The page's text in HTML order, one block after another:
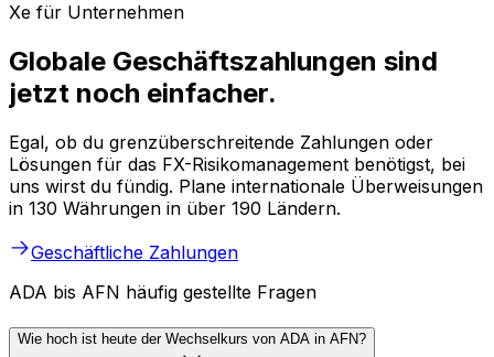
Xe für Unternehmen
Globale Geschäftszahlungen sind
jetzt noch einfacher.
Egal, ob du grenzüberschreitende Zahlungen oder
Lösungen für das FX-Risikomanagement benötigst, bei
uns wirst du fündig. Plane internationale Überweisungen
in 130 Währungen in über 190 Ländern.
Geschäftliche Zahlungen
ADA bis AFN häufig gestellte Fragen
Wie hoch ist heute der Wechselkurs von ADA in AFN?